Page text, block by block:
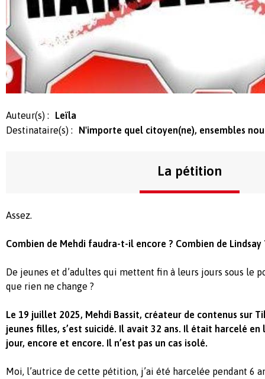
Auteur(s) :
Leïla
Destinataire(s) :
N'importe quel citoyen(ne), ensembles
La pétition
Assez.
Combien de Mehdi faudra-t-il encore ? Combien de Lindsay
De jeunes et d’adultes qui mettent fin à leurs jours sous le
que rien ne change ?
Le 19 juillet 2025, Mehdi Bassit, créateur de contenus sur
jeunes filles, s’est suicidé. Il avait 32 ans. Il était harcelé
jour, encore et encore. Il n’est pas un cas isolé.
Moi, l’autrice de cette pétition, j’ai été harcelée pendant 6